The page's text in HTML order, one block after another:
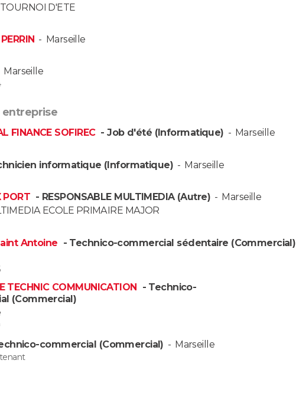
D'ETE
- Marseille
Marseille
entreprise
FINANCE SOFIREC - Job d'été (Informatique) - Marseille
informatique (Informatique) - Marseille
PORT - RESPONSABLE MULTIMEDIA (Autre) - Marseille
ECOLE PRIMAIRE MAJOR
Antoine - Technico-commercial sédentaire (Commercial)
TECHNIC COMMUNICATION - Technico-
(Commercial)
commercial (Commercial) - Marseille